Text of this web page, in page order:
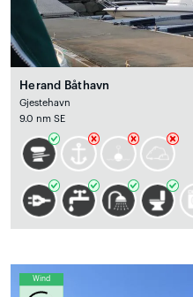
Herand Båthavn
Gjestehavn
9.0 nm SE
Wind